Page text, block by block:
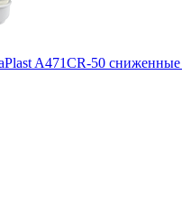
A471CR-50 сниженные